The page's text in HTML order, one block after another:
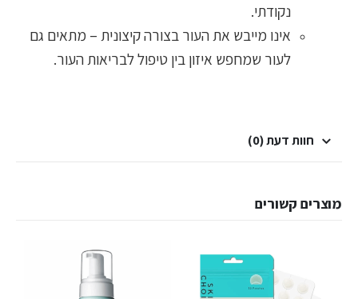
נקודתי.
אינו מייבש את העור בצורה קיצונית – מתאים גם
לעור שמחפש איזון בין טיפול לבריאות העור.
חוות דעת (0)
מוצרים קשורים